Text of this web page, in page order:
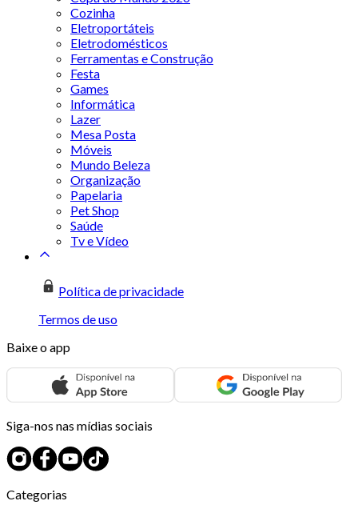
Cozinha
Eletroportáteis
Eletrodomésticos
Ferramentas e Construção
Festa
Games
Informática
Lazer
Mesa Posta
Móveis
Mundo Beleza
Organização
Papelaria
Pet Shop
Saúde
Tv e Vídeo
Política de privacidade
Termos de uso
Baixe o app
Siga-nos nas mídias sociais
Categorias